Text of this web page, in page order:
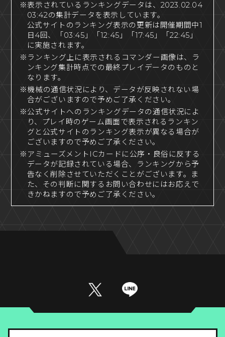
※表示されているランキングデータは、2023.02.04
03:42の集計データを表示しています。
公式サイトのランキング表示の更新は開催期間中1
日4回、「03:45」「12:45」「17:45」「22:45」
に実施されます。
※ランキング上に表示されるコマンダー画像は、ラ
ンキング集計時点での最終プレイデータのものと
なります。
※機械の通信状況により、データが反映されない場
合がございますので予めご了承ください。
※公式サイトへのランキングデータの通信状況によ
り、プレイ時のゲーム画面で表示されるランキン
グと公式サイトのランキング表示が異なる場合が
ございますので予めご了承ください。
※アミューズメントICカードに公序・良俗に反する
データが記録されている場合、ランキングから予
告なく削除させていただくことがございます。ま
た、その判断に関するお問い合わせにはお応えで
きかねますので予めご了承ください。